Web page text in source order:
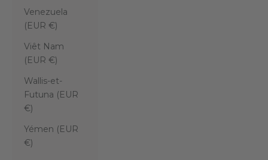
Venezuela
(EUR €)
Viêt Nam
(EUR €)
Wallis-et-
Futuna (EUR
€)
Yémen (EUR
€)